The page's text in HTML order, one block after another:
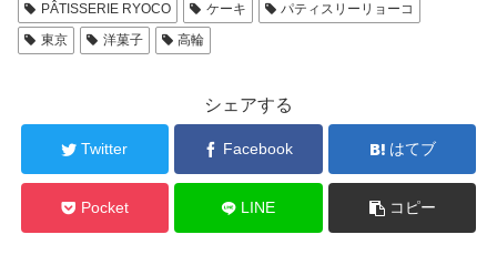
PÂTISSERIE RYOCO ケーキ
パティスリーリョーコ
東京
洋菓子 高輪
シェアする
Twitter Facebook はてブ
Pocket LINE コピー